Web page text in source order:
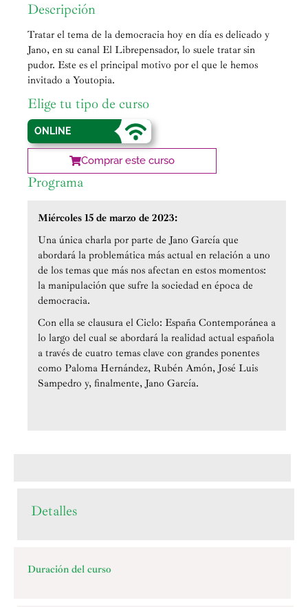
Descripción
Tratar el tema de la democracia hoy en día es delicado y
Jano, en su canal El Librepensador, lo suele tratar sin
pudor. Este es el principal motivo por el que le hemos
invitado a Youtopia.
Elige tu tipo de curso
ONLINE
Comprar este curso
Programa
Miércoles 15 de marzo de 2023:
Una única charla por parte de Jano García que
abordará la problemática más actual en relación a uno
de los temas que más nos afectan en estos momentos:
la manipulación que sufre la sociedad en época de
democracia.
Con ella se clausura el Ciclo: España Contemporánea a
lo largo del cual se abordará la realidad actual española
a través de cuatro temas clave con grandes ponentes
como Paloma Hernández, Rubén Amón, José Luis
Sampedro y, finalmente, Jano García.
Detalles
Duración del curso